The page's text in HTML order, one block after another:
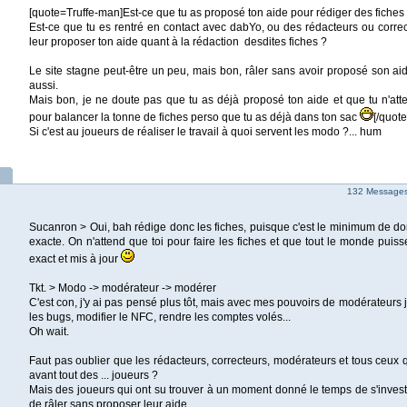
[quote=Truffe-man]Est-ce que tu as proposé ton aide pour rédiger des
Est-ce que tu es rentré en contact avec dabYo, ou des rédacteurs ou
leur proposer ton aide quant à la rédaction desdites fiches ?
Le site stagne peut-être un peu, mais bon, râler sans avoir proposé son
aussi.
Mais bon, je ne doute pas que tu as déjà proposé ton aide et que tu
pour balancer la tonne de fiches perso que tu as déjà dans ton sac
[/
Si c'est au joueurs de réaliser le travail à quoi servent les modo ?... hum
132
Sucanron > Oui, bah rédige donc les fiches, puisque c'est le minimum de
exacte. On n'attend que toi pour faire les fiches et que tout le monde
exact et mis à jour
Tkt. > Modo -> modérateur -> modérer
C'est con, j'y ai pas pensé plus tôt, mais avec mes pouvoirs de modérateurs
les bugs, modifier le NFC, rendre les comptes volés...
Oh wait.
Faut pas oublier que les rédacteurs, correcteurs, modérateurs et tous ceux
avant tout des ... joueurs ?
Mais des joueurs qui ont su trouver à un moment donné le temps de
de râler sans proposer leur aide.